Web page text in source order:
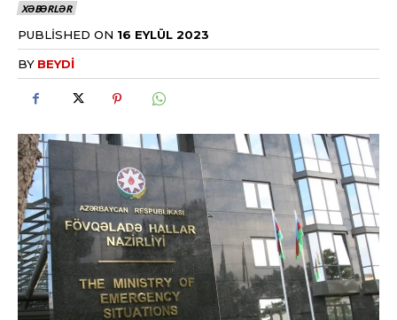
XƏBƏRLƏR
PUBLISHED ON 16 EYLÜL 2023
BY BEYDI